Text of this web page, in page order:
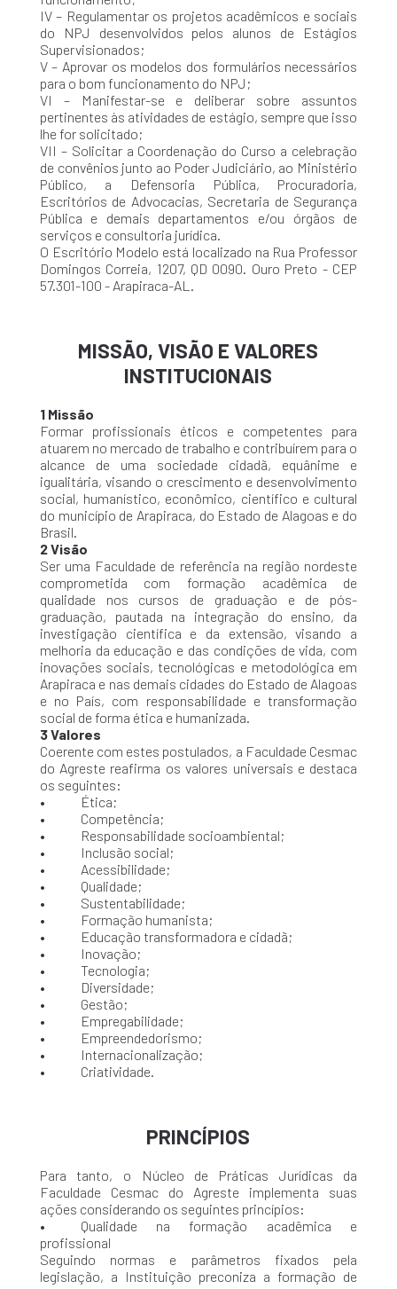
IV – Regulamentar os projetos acadêmicos e sociais
do NPJ desenvolvidos pelos alunos de Estágios
Supervisionados;
V – Aprovar os modelos dos formulários necessários
para o bom funcionamento do NPJ;
VI – Manifestar-se e deliberar sobre assuntos
pertinentes às atividades de estágio, sempre que isso
lhe for solicitado;
VII – Solicitar a Coordenação do Curso a celebração
de convênios junto ao Poder Judiciário, ao Ministério
Público, a Defensoria Pública, Procuradoria,
Escritórios de Advocacias, Secretaria de Segurança
Pública e demais departamentos e/ou órgãos de
serviços e consultoria jurídica.
O Escritório Modelo está localizado na Rua Professor
Domingos Correia, 1207, QD 0090. Ouro Preto - CEP
57.301-100 - Arapiraca-AL.
MISSÃO, VISÃO E VALORES
INSTITUCIONAIS
1 Missão
Formar profissionais éticos e competentes para
atuarem no mercado de trabalho e contribuírem para o
alcance de uma sociedade cidadã, equânime e
igualitária, visando o crescimento e desenvolvimento
social, humanístico, econômico, científico e cultural
do município de Arapiraca, do Estado de Alagoas e do
Brasil.
2 Visão
Ser uma Faculdade de referência na região nordeste
comprometida com formação acadêmica de
qualidade nos cursos de graduação e de pós-
graduação, pautada na integração do ensino, da
investigação científica e da extensão, visando a
melhoria da educação e das condições de vida, com
inovações sociais, tecnológicas e metodológica em
Arapiraca e nas demais cidades do Estado de Alagoas
e no País, com responsabilidade e transformação
social de forma ética e humanizada.
3 Valores
Coerente com estes postulados, a Faculdade Cesmac
do Agreste reafirma os valores universais e destaca
os seguintes:
• Ética;
• Competência;
• Responsabilidade socioambiental;
• Inclusão social;
• Acessibilidade;
• Qualidade;
• Sustentabilidade;
• Formação humanista;
• Educação transformadora e cidadã;
• Inovação;
• Tecnologia;
• Diversidade;
• Gestão;
• Empregabilidade;
• Empreendedorismo;
• Internacionalização;
• Criatividade.
PRINCÍPIOS
Para tanto, o Núcleo de Práticas Jurídicas da
Faculdade Cesmac do Agreste implementa suas
ações considerando os seguintes princípios:
• Qualidade na formação acadêmica e
profissional
Seguindo normas e parâmetros fixados pela
legislação, a Instituição preconiza a formação de